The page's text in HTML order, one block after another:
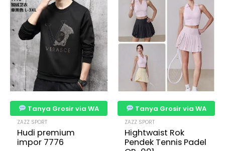
Tanya Grosir via WA
ZAZZ SPORT
Hudi premium
impor 7776
Tanya Grosir via WA
ZAZZ SPORT
Hightwaist Rok
Pendek Tennis Padel